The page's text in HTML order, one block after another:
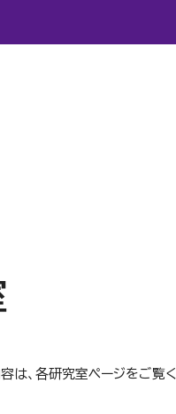
は、各研究室ページをご覧く